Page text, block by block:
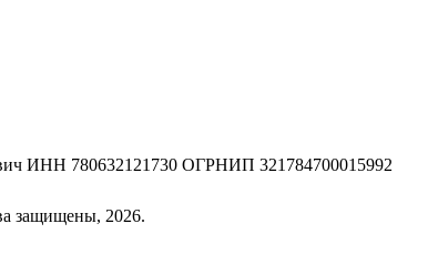
ИНН 780632121730 ОГРНИП 321784700015992
защищены, 2026.